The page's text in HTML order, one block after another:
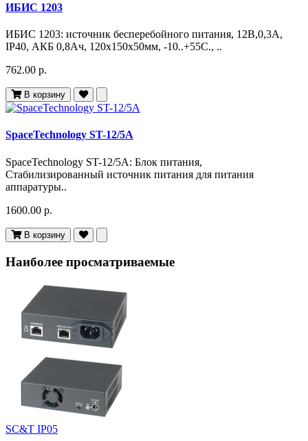
ИБИС 1203
ИБИС 1203: источник бесперебойного питания, 12В,0,3А,
IP40, АКБ 0,8Ач, 120х150х50мм, -10..+55С., ..
762.00 р.
В корзину
SpaceTechnology ST-12/5А
SpaceTechnology ST-12/5А: Блок питания,
Стабилизированный источник питания для питания
аппаратуры..
1600.00 р.
В корзину
Наиболее просматриваемые
SC&T IP05